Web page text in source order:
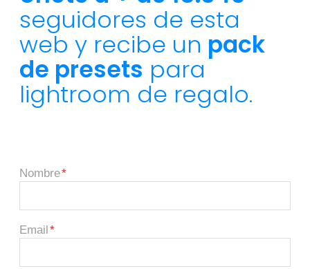
seguidores de esta
web y recibe un pack
de presets para
lightroom de regalo.
Nombre
Email